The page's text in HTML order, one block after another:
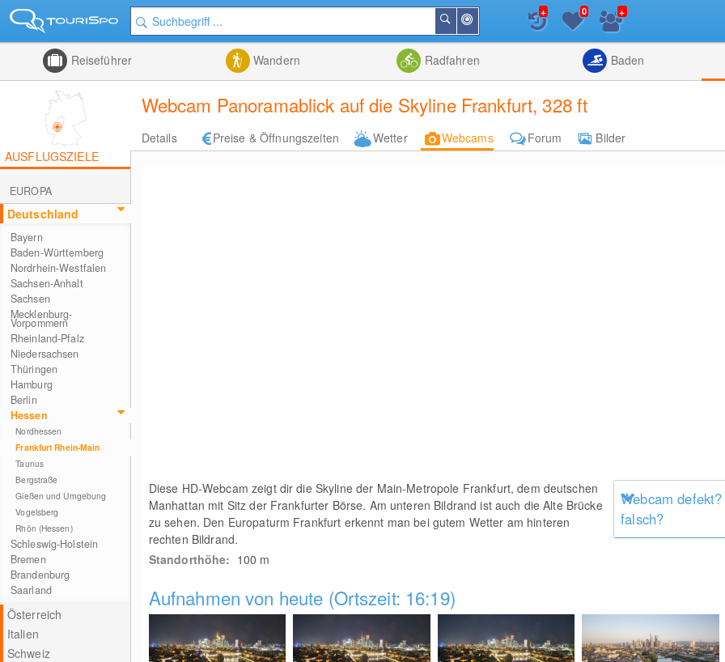
der
Suchen
Listenansicht
+ 0 +
Reiseführer Wandern Radfahren Baden
Webcam Panoramablick auf die Skyline Frankfurt, 328 ft
Details Preise & Öffnungszeiten Wetter Webcams Forum
Bilder
AUSFLUGSZIELE
EUROPA
Deutschland
Bayern
Baden-Württemberg
Nordrhein-Westfalen
Sachsen-Anhalt
Sachsen
Mecklenburg-
Vorpommern
Rheinland-Pfalz
Niedersachsen
Thüringen
Hamburg
Berlin
Hessen
Nordhessen
Frankfurt Rhein-Main
Taunus
Bergstraße
Gießen und Umgebung
Vogelsberg
Rhön (Hessen)
Schleswig-Holstein
Bremen
Brandenburg
Saarland
Österreich
Italien
Schweiz
Diese HD-Webcam zeigt dir die Skyline der Main-Metropole Frankfurt, dem deutschen
Manhattan mit Sitz der Frankfurter Börse. Am unteren Bildrand ist auch die Alte Brücke
zu sehen. Den Europaturm Frankfurt erkennt man bei gutem Wetter am hinteren
rechten Bildrand.
Webcam
falsch?
Standorthöhe: 100 m
Aufnahmen von heute (Ortszeit: 16:19)